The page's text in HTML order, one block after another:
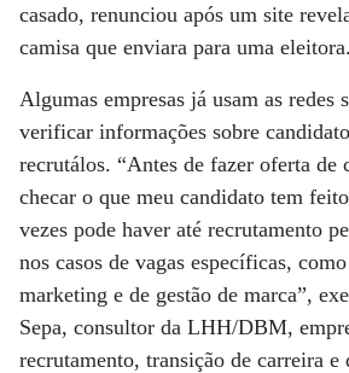
casado, renunciou após um site
camisa que enviara para uma eleitora.
Algumas empresas já usam as redes
verificar informações sobre
recrutálos. “Antes de fazer oferta de
checar o que meu candidato tem
vezes pode haver até recrutamento
nos casos de vagas específicas,
marketing e de gestão de marca”,
Sepa, consultor da LHH/DBM,
recrutamento, transição de carreira e